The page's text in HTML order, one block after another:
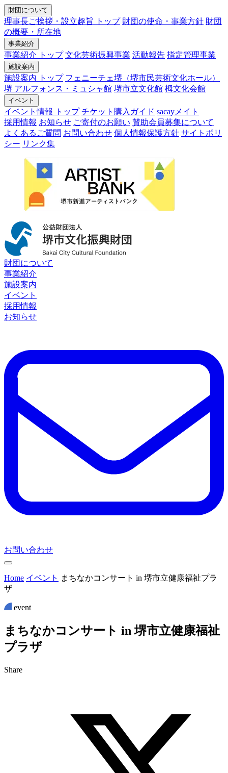
財団について
理事長ご挨拶・設立趣旨 トップ 財団の使命・事業方針 財団
の概要・所在地
事業紹介
事業紹介 トップ 文化芸術振興事業 活動報告 指定管理事業
施設案内
施設案内 トップ フェニーチェ堺（堺市民芸術文化ホール）
堺 アルフォンス・ミュシャ館 堺市立文化館 栂文化会館
イベント
イベント情報 トップ チケット購入ガイド sacayメイト
採用情報 お知らせ ご寄付のお願い 賛助会員募集について
よくあるご質問 お問い合わせ 個人情報保護方針 サイトポリ
シー リンク集
財団について
事業紹介
施設案内
イベント
採用情報
お知らせ
お問い合わせ
Home イベント
まちなかコンサート in 堺市立健康福祉プラ
ザ
event
ま ちなかコ ンサー ト in 堺市立健康福祉
プラザ
Share